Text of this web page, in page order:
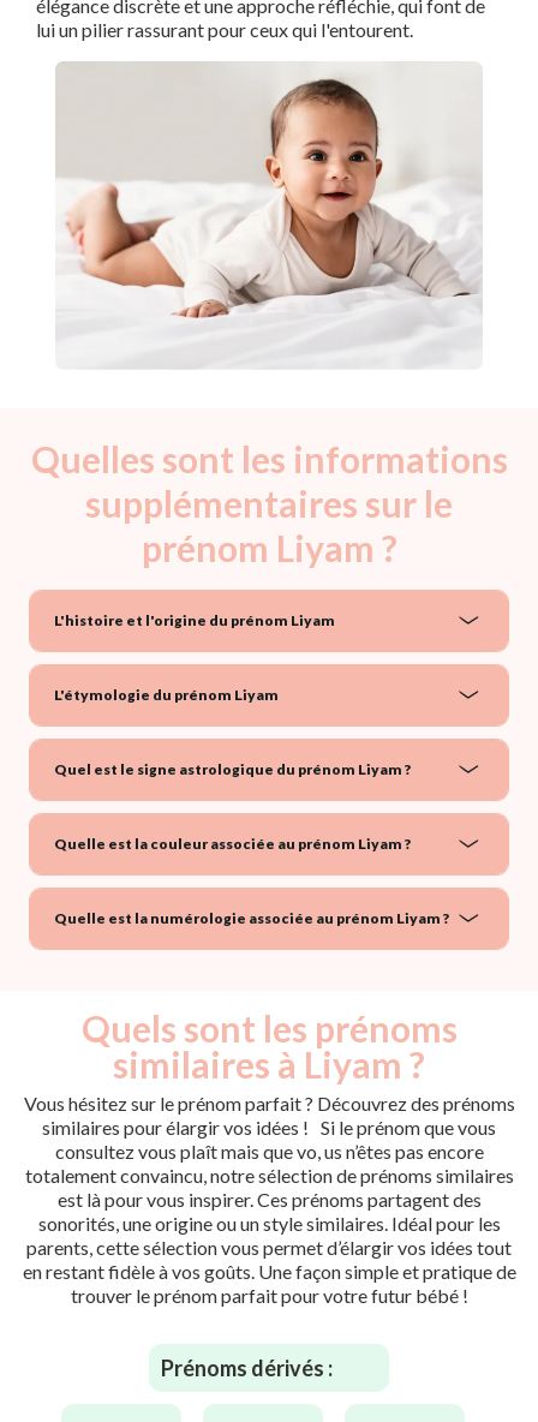
élégance discrète et une approche réfléchie, qui font de
lui un pilier rassurant pour ceux qui l'entourent.
Quelles sont les informations
supplémentaires sur le
prénom Liyam ?
L'histoire et l'origine du prénom Liyam
L'étymologie du prénom Liyam
Quel est le signe astrologique du prénom Liyam ?
Quelle est la couleur associée au prénom Liyam ?
Quelle est la numérologie associée au prénom Liyam ?
Quels sont les prénoms
similaires à Liyam ?
Vous hésitez sur le prénom parfait ? Découvrez des prénoms
similaires pour élargir vos idées ! Si le prénom que vous
consultez vous plaît mais que vo, us n’êtes pas encore
totalement convaincu, notre sélection de prénoms similaires
est là pour vous inspirer. Ces prénoms partagent des
sonorités, une origine ou un style similaires. Idéal pour les
parents, cette sélection vous permet d’élargir vos idées tout
en restant fidèle à vos goûts. Une façon simple et pratique de
trouver le prénom parfait pour votre futur bébé !
Prénoms dérivés :